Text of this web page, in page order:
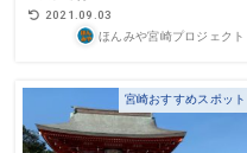
2021.09.03
ほんみや宮崎プロジェクト
宮崎おすすめスポット